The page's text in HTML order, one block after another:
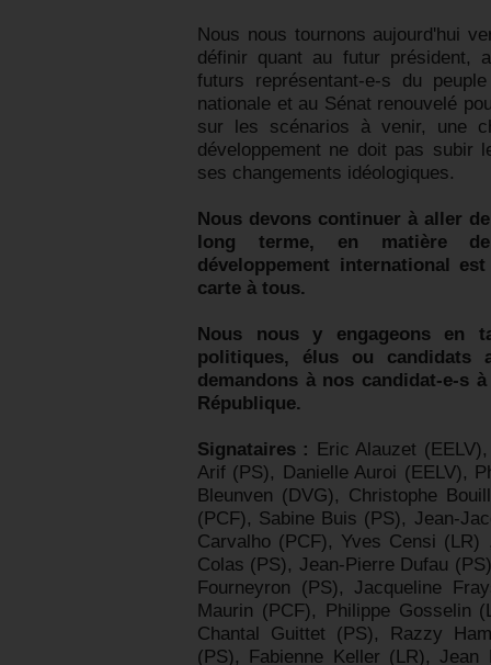
Nous nous tournons aujourd'hui
définir quant au futur président,
futurs représentant-e-s du
nationale et au Sénat renouvelé
sur les scénarios à venir, une
développement ne doit pas subir
ses changements idéologiques.
Nous devons continuer à aller
long terme, en matière
développement international
carte à tous.
Nous nous y engageons en
politiques, élus ou candidats
demandons à nos candidat-e-s
République.
Signataires : Eric Alauzet
Arif (PS), Danielle Auroi (EELV),
Bleunven (DVG), Christophe
(PCF), Sabine Buis (PS), Jean-
Carvalho (PCF), Yves Censi
Colas (PS), Jean-Pierre Dufau
Fourneyron (PS), Jacqueline
Maurin (PCF), Philippe Gosselin
Chantal Guittet (PS), Razzy
(PS), Fabienne Keller (LR),